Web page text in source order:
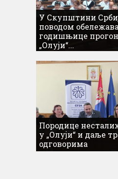
У Скупштини
поводом
годишњице
„Олуји“...
Породице
у „Олуји“ и даље
одговорима